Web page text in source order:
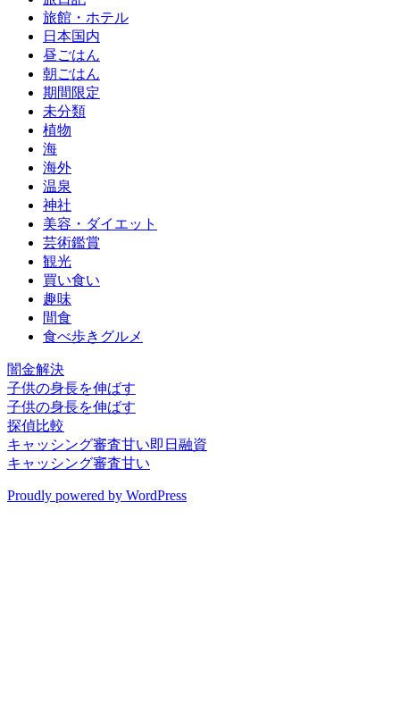
旅館・ホテル
日本国内
昼ごはん
朝ごはん
期間限定
未分類
植物
海
海外
温泉
神社
美容・ダイエット
芸術鑑賞
観光
買い食い
趣味
間食
食べ歩きグルメ
闇金解決
子供の身長を伸ばす
子供の身長を伸ばす
探偵比較
キャッシング審査甘い即日融資
キャッシング審査甘い
Proudly powered by WordPress